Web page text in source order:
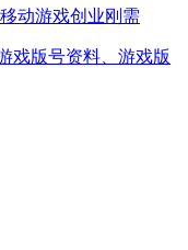
动游戏创业刚需
戏版号资料、游戏版